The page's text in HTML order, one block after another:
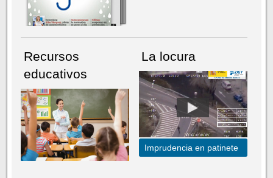
Recursos
educativos
La locura
Imprudencia en patinete